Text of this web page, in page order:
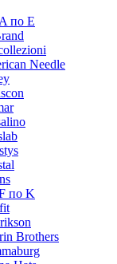
по E
Needle
по K
Brothers